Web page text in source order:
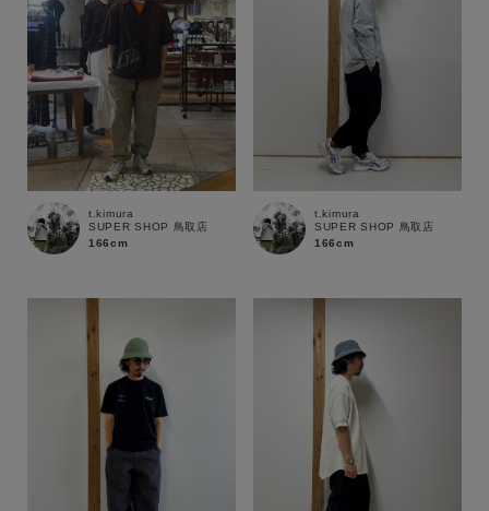
t.kimura
SUPER SHOP 鳥取店
166cm
t.kimura
SUPER SHOP 鳥取店
166cm